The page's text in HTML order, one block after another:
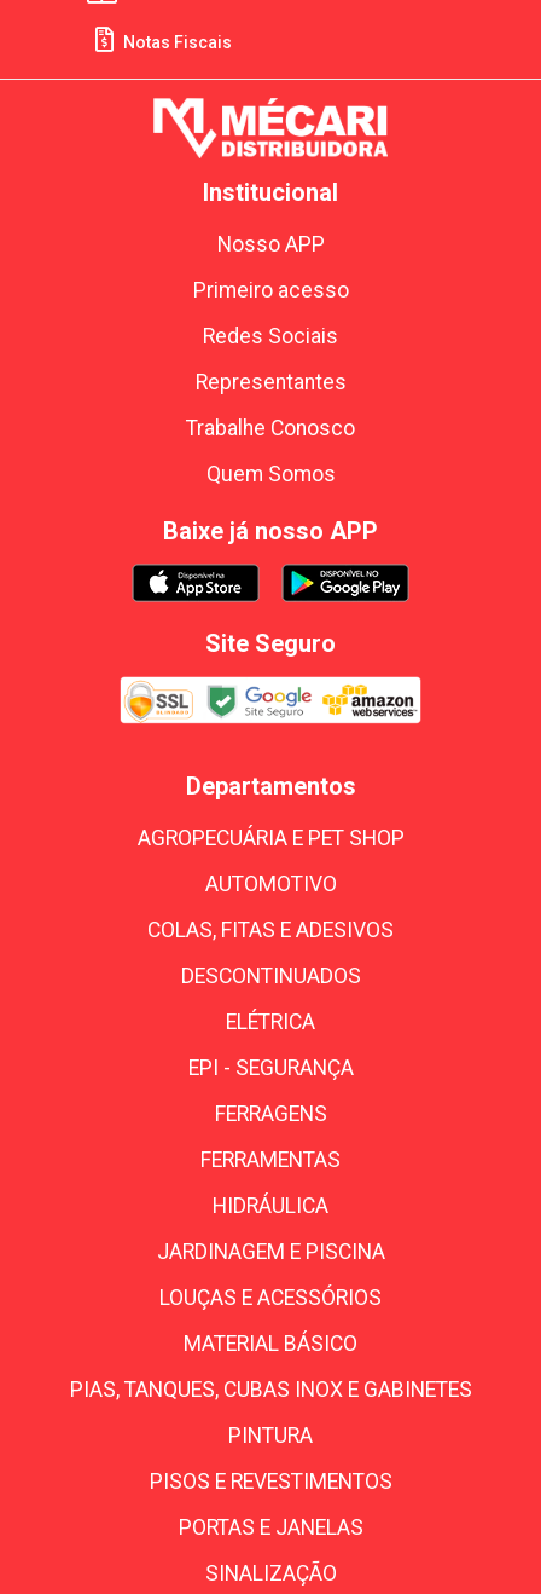
Notas Fiscais
Institucional
Nosso APP
Primeiro acesso
Redes Sociais
Representantes
Trabalhe Conosco
Quem Somos
Baixe já nosso APP
Site Seguro
Departamentos
AGROPECUÁRIA E PET SHOP
AUTOMOTIVO
COLAS, FITAS E ADESIVOS
DESCONTINUADOS
ELÉTRICA
EPI - SEGURANÇA
FERRAGENS
FERRAMENTAS
HIDRÁULICA
JARDINAGEM E PISCINA
LOUÇAS E ACESSÓRIOS
MATERIAL BÁSICO
PIAS, TANQUES, CUBAS INOX E GABINETES
PINTURA
PISOS E REVESTIMENTOS
PORTAS E JANELAS
SINALIZAÇÃO